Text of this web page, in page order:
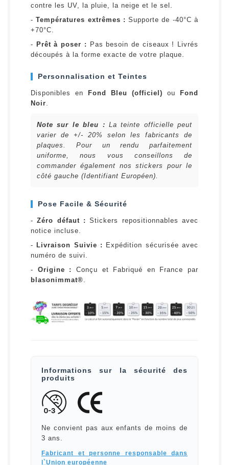
contre les UV, la pluie, la neige et le sel.
-Températures extrêmes : Supporte de -40°C à
+70°C.
- Prêt à poser :
Pas besoin de ciseaux ! Livrés
découpés à la forme exacte de votre plaque.
Personnalisation et Teintes
Disponibles en Fond Bleu (officiel) ou
Fond
Noir.
Note sur le bleu : La teinte officielle peut
varier de +/- 20% selon les fabricants de
plaques. Pour un rendu parfaitement
uniforme, nous vous conseillons de
commander également nos stickers pour le
côté gauche (Identifiant Européen).
Pose Facile & Sécurité
-Zéro défaut : Stickers repositionnables avec
notice incluse.
- Livraison Suivie :
Expédition sécurisée avec
numéro de suivi.
- Origine :
Conçu et Fabriqué en France par
blasonimmat®.
Informations sur la sécurité des
produits
Ne convient pas aux enfants de moins de
3 ans.
Fabricant et personne responsable dans
l`Union européenne